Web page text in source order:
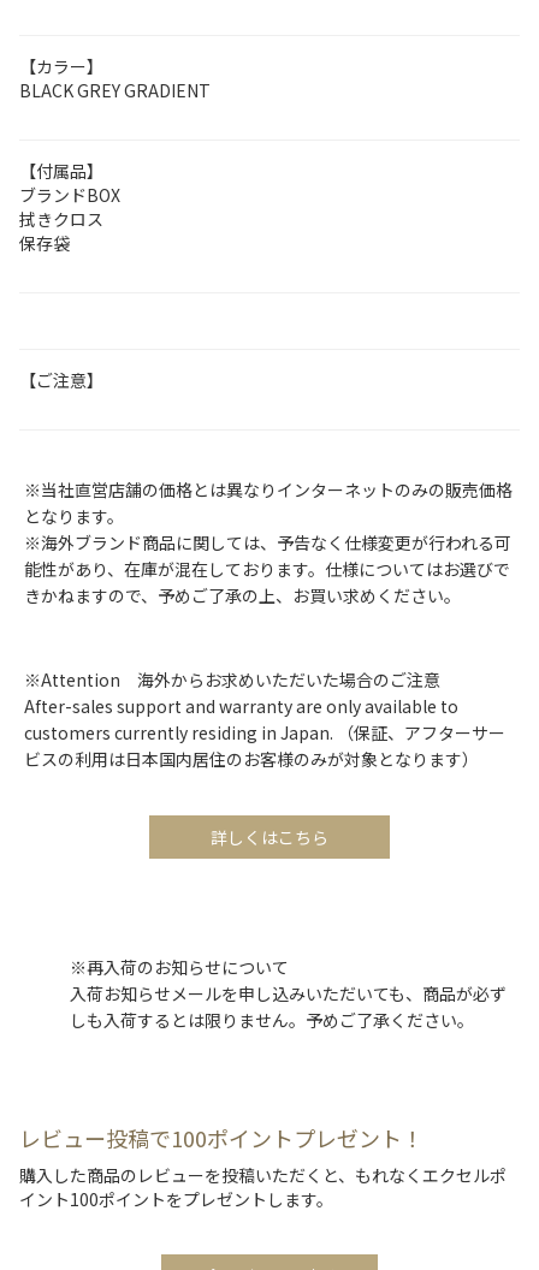
【カラー】
BLACK GREY GRADIENT
【付属品】
ブランドBOX
拭きクロス
保存袋
【ご注意】
※当社直営店舗の価格とは異なりインターネットのみの販売価格
となります。
※海外ブランド商品に関しては、予告なく仕様変更が行われる可
能性があり、在庫が混在しております。仕様についてはお選びで
きかねますので、予めご了承の上、お買い求めください。
※Attention 海外からお求めいただいた場合のご注意
After-sales support and warranty are only available to
customers currently residing in Japan. （保証、アフターサー
ビスの利用は日本国内居住のお客様のみが対象となります）
詳しくはこちら
※再入荷のお知らせについて
入荷お知らせメールを申し込みいただいても、商品が必ず
しも入荷するとは限りません。予めご了承ください。
レビュー投稿で100ポイントプレゼント！
購入した商品のレビューを投稿いただくと、もれなくエクセルポ
イント100ポイントをプレゼントします。